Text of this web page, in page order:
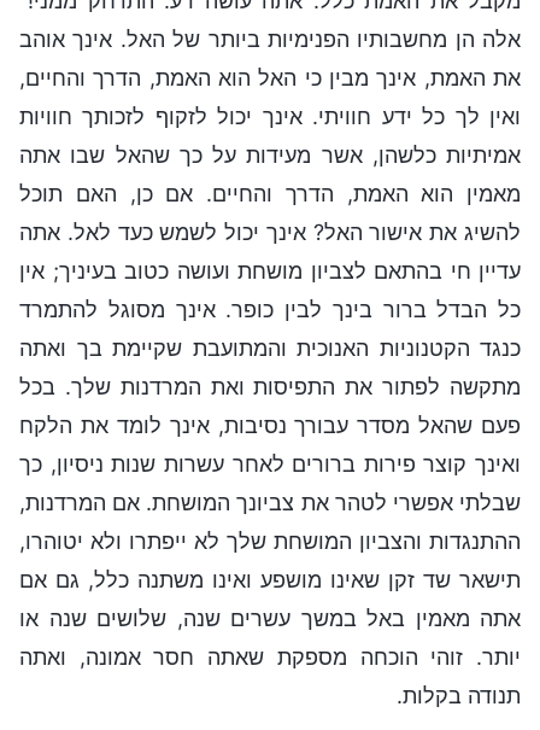
אלה הן מחשבותיו הפנימיות ביותר של האל. אינך אוהב
את האמת, אינך מבין כי האל הוא האמת, הדרך והחיים,
ואין לך כל ידע חוויתי. אינך יכול לזקוף לזכותך חוויות
אמיתיות כלשהן, אשר מעידות על כך שהאל שבו אתה
מאמין הוא האמת, הדרך והחיים. אם כן, האם תוכל
להשיג את אישור האל? אינך יכול לשמש כעד לאל. אתה
עדיין חי בהתאם לצביון מושחת ועושה כטוב בעיניך; אין
כל הבדל ברור בינך לבין כופר. אינך מסוגל להתמרד
כנגד הקטנוניות האנוכית והמתועבת שקיימת בך ואתה
מתקשה לפתור את התפיסות ואת המרדנות שלך. בכל
פעם שהאל מסדר עבורך נסיבות, אינך לומד את הלקח
ואינך קוצר פירות ברורים לאחר עשרות שנות ניסיון, כך
שבלתי אפשרי לטהר את צביונך המושחת. אם המרדנות,
ההתנגדות והצביון המושחת שלך לא ייפתרו ולא יטוהרו,
תישאר שד זקן שאינו מושפע ואינו משתנה כלל, גם אם
אתה מאמין באל במשך עשרים שנה, שלושים שנה או
יותר. זוהי הוכחה מספקת שאתה חסר אמונה, ואתה
תנודה בקלות.